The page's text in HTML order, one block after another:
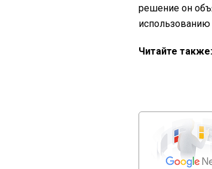
решение он
использованию
Читайте также: